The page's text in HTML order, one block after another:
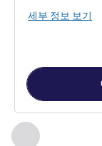
이전 - 객실
4 페이지 , 객실
세부 정보 보기